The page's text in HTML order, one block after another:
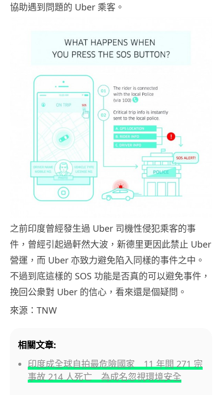
協助遇到問題的 Uber 乘客。
之前印度曾經發生過 Uber 司機性侵犯乘客的事
件，曾經引起過軒然大波，新德里更因此禁止 Uber
營運，而 Uber 亦致力避免陷入同樣的事件之中。
不過到底這樣的 SOS 功能是否真的可以避免事件，
挽回公衆對 Uber 的信心，看來還是個疑問。
來源：TNW
相關文章:
印度成全球自拍最危險國家 11 年間 271 宗
事故 214 人死亡 為成名忽視環境安全